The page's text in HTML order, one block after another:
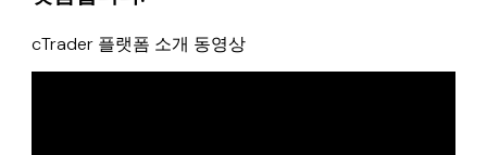
cTrader 플랫폼 소개 동영상